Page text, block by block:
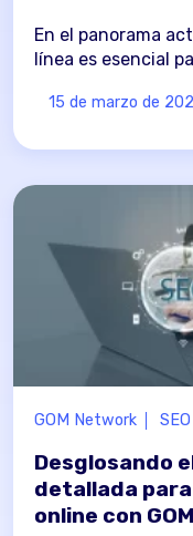
En el panorama
línea es esencial
15 de marzo de
GOM Network SEO
Desglosando
detallada
online con